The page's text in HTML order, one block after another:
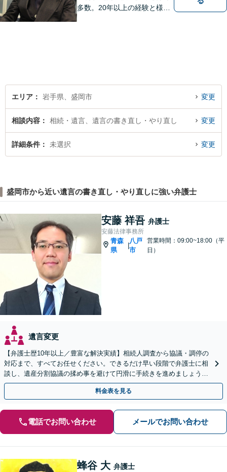
多数。20年以上の経験と様々
エリア 岩手県、盛岡市 変更
相談内容 相続・遺言、遺言の書き直し・やり直し 変更
詳細条件 未選択 変更
盛岡市から近い遺言の書き直し・やり直しに強い弁護士
安藤 祥吾 弁護士
安藤法律事務所
青森
県
|
八戸
市
営業時間：09:00~18:00（平
日）
遺言変更
【弁護士歴10年以上／豊富な解決実績】相続人調査から協議・調停の
対応まで、すべてお任せください。できるだけ早い段階で弁護士に相
談し、遺産分割協議の揉め事を避けて円滑に手続きを進めましょう
【秘密厳守】【完全個室対応】【休日・夜間相談あり】
料金表を見る
電話でお問い合わせ メールでお問い合わせ
蜂谷 大 弁護士